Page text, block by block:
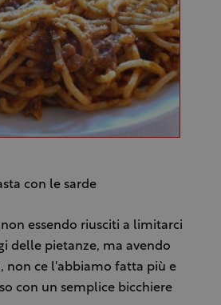
con le sarde
essendo riusciti a limitarci
delle pietanze, ma avendo
non ce l'abbiamo fatta più e
con un semplice bicchiere